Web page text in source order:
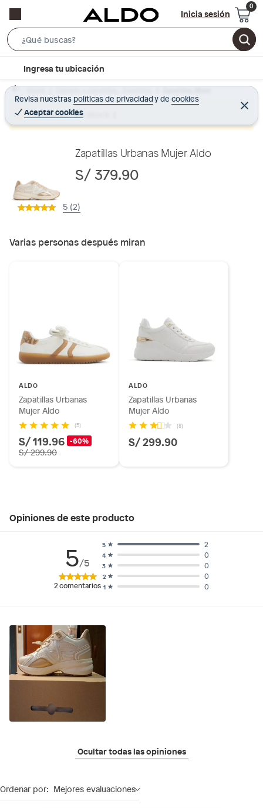
Inicia sesión
e
r
c
B
r
c
t
n
Ingresa tu ubicación
Revisa nuestras políticas de privacidadyde cookies
Aceptar cookies
C
e
r
Home Calzado y zapatillas - Zapatillas Zapatillas Mujer
Producto sin stock :(
Zapatillas Urbanas Mujer Aldo
S/ 379.90
5 (2)
Varias personas después miran
ALDO
Zapatillas Urbanas
Mujer Aldo
(5)
S/ 119.96 -60%
S/ 299.90
ALDO
Zapatillas Urbanas
Mujer Aldo
(8)
S/ 299.90
Opiniones de este producto
5/5
2comentarios 1 0
2 0
3 0
4 0
5 2
Ocultar todas las opiniones
Ordenar por: Mejores evaluaciones